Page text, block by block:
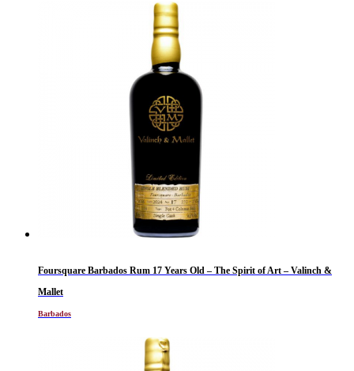
Foursquare Barbados Rum 17 Years Old – The Spirit of Art – Valinch &
Mallet
Barbados